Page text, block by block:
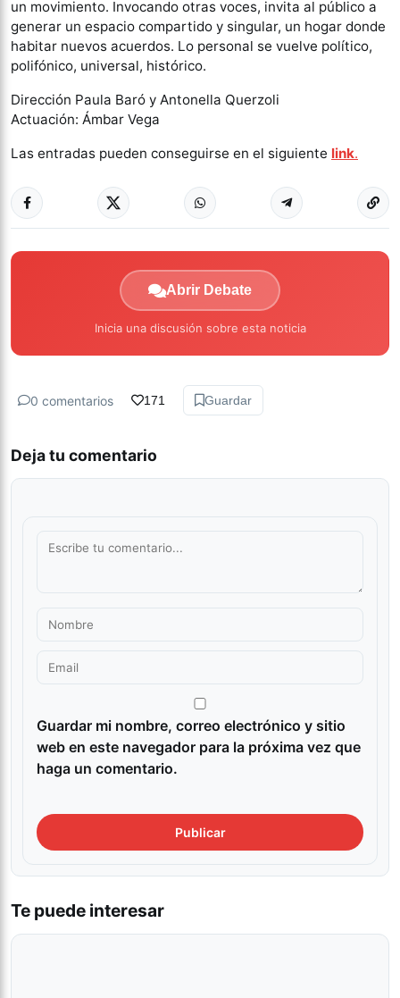
un movimiento. Invocando otras voces, invita al público a
generar un espacio compartido y singular, un hogar donde
habitar nuevos acuerdos. Lo personal se vuelve político,
polifónico, universal, histórico.
Dirección Paula Baró y Antonella Querzoli
Actuación: Ámbar Vega
Las entradas pueden conseguirse en el siguiente link.
Abrir Debate
Inicia una discusión sobre esta noticia
0 comentarios 171 Guardar
Deja tu comentario
Guardar mi nombre, correo electrónico y sitio
web en este navegador para la próxima vez que
haga un comentario.
Te puede interesar